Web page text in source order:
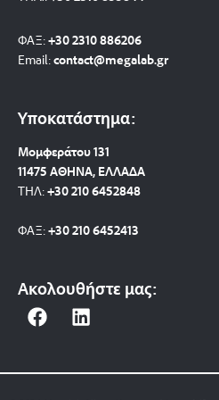
ΦΑΞ:+30 2310 886206
Email:contact@megalab.gr
Υποκατάστημα:
Μομφεράτου 131
11475 ΑΘΗΝΑ, ΕΛΛΑΔΑ
ΤΗΛ:+30 210 6452848
ΦΑΞ:+30 210 6452413
Ακολουθήστε μας:
F
e
L
k